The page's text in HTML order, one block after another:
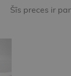
Šīs preces ir